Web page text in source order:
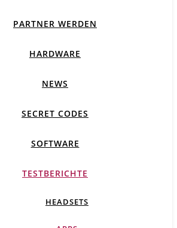
PARTNER WERDEN
HARDWARE
NEWS
SECRET CODES
SOFTWARE
TESTBERICHTE
HEADSETS